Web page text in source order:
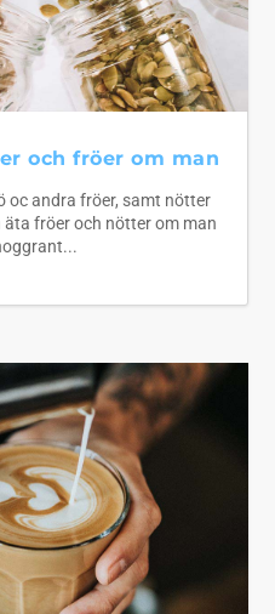
och fröer om man
oc andra fröer, samt nötter
fröer och nötter om man